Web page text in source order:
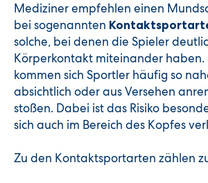
Mediziner empfehlen einen
bei sogenannten
solche, bei denen die Spieler
Körperkontakt miteinander
kommen sich Sportler häufig so
absichtlich oder aus Versehen
stoßen. Dabei ist das Risiko
sich auch im Bereich des Kopfes
Zu den Kontaktsportarten zählen